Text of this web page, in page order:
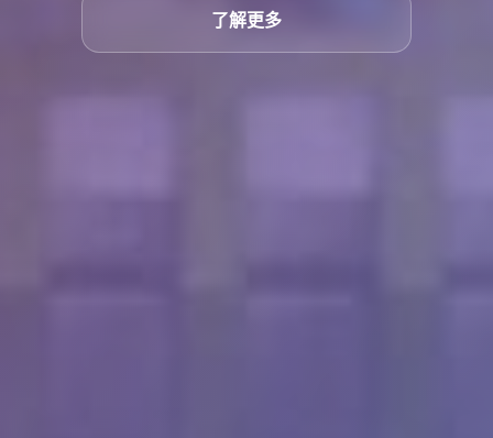
了解更多